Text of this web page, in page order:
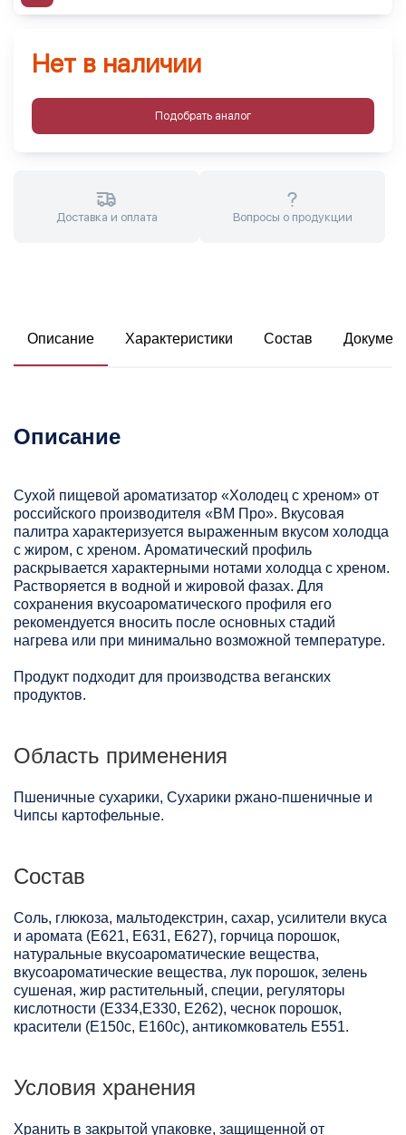
Нет в наличии
Подобрать аналог
Доставка и оплата Вопросы о продукции
Описание Характеристики Состав
Описание
Сухой пищевой ароматизатор «Холодец с хреном» от
российского производителя «ВМ Про». Вкусовая
палитра характеризуется выраженным вкусом холодца
с жиром, с хреном. Ароматический профиль
раскрывается характерными нотами холодца с хреном.
Растворяется в водной и жировой фазах. Для
сохранения вкусоароматического профиля его
рекомендуется вносить после основных стадий
нагрева или при минимально возможной температуре.
Продукт подходит для производства веганских
продуктов.
Область применения
Пшеничные сухарики, Сухарики ржано-пшеничные и
Чипсы картофельные.
Состав
Соль, глюкоза, мальтодекстрин, сахар, усилители вкуса
и аромата (Е621, Е631, Е627), горчица порошок,
натуральные вкусоароматические вещества,
вкусоароматические вещества, лук порошок, зелень
сушеная, жир растительный, специи, регуляторы
кислотности (Е334,Е330, Е262), чеснок порошок,
красители (Е150с, Е160с), антикомкователь Е551.
Условия хранения
Хранить в закрытой упаковке, защищенной от